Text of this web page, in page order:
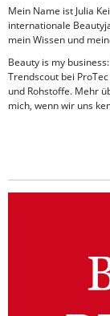
Mein Name ist Julia
internationale
mein Wissen und
Beauty is my
Trendscout bei
und Rohstoffe. Mehr
mich, wenn wir uns